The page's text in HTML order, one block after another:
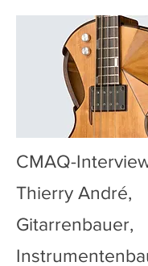
CMAQ-
Thierry André,
Gitarrenbauer,